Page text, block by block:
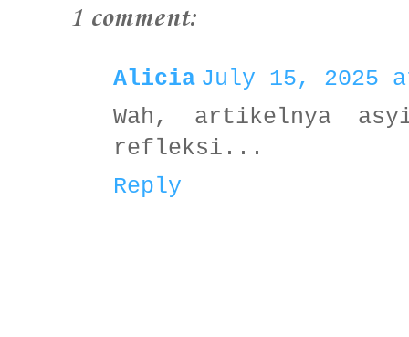
1 comment:
Alicia July 15, 2025
Wah, artikelnya
refleksi...
Reply